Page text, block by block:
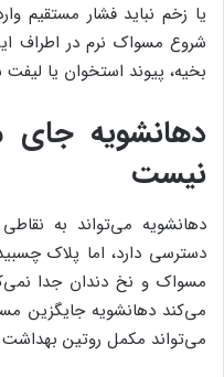
یا زخم نباید فشار مستقیم
شروع مسواک نرم در اطراف
بخیه، پیوند استخوان یا
دهانشویه
نیست
دهانشویه می‌تواند به
دسترسی دارد، اما پلاک
مسواک و نخ دندان جدا
می‌کند دهانشویه جایگزین
می‌تواند مکمل روتین